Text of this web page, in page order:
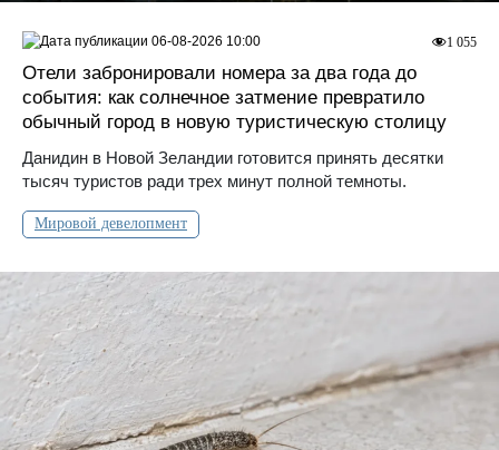
Отели забронировали номера за два года до
события: как солнечное затмение превратило
обычный город в новую туристическую столицу
Данидин в Новой Зеландии готовится принять десятки
тысяч туристов ради трех минут полной темноты.
Мировой девелопмент
1 055
06-08-2026 10:00